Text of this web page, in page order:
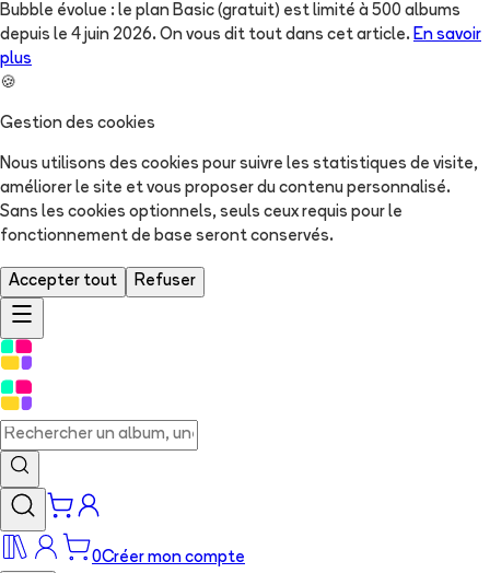
Bubble évolue : le plan Basic (gratuit) est limité à 500 albums
depuis le 4 juin 2026. On vous dit tout dans cet article. En savoir
plus
🍪
Gestion des cookies
Nous utilisons des cookies pour suivre les statistiques de visite,
améliorer le site et vous proposer du contenu personnalisé.
Sans les cookies optionnels, seuls ceux requis pour le
fonctionnement de base seront conservés.
Accepter tout Refuser
0Créer mon compte